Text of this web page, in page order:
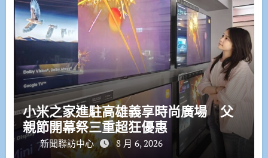
小米之家進駐高雄義享時尚廣場 父
親節開幕祭三重超狂優惠
新聞聯訪中心 8 月 6, 2026